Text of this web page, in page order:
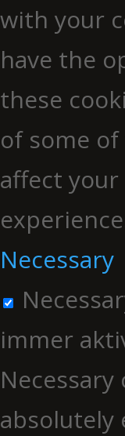
with your
have the
these
of some
affect
Necessary
immer
Necessary
absolutely